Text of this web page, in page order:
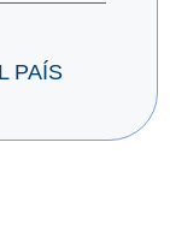
PAÍS